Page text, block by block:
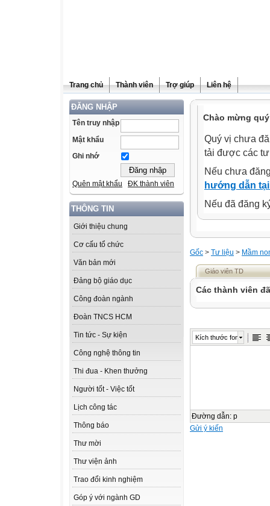
Trang chủ Thành viên Trợ giúp Liên hệ
ĐĂNG NHẬP
Tên truy nhập
Mật khẩu
Ghi nhớ
Quên mật khẩu ĐK thành viên
THÔNG TIN
Giới thiệu chung
Cơ cấu tổ chức
Văn bản mới
Đảng bộ giáo dục
Công đoàn ngành
Đoàn TNCS HCM
Tin tức - Sự kiện
Công nghệ thông tin
Thi đua - Khen thưởng
Người tốt - Việc tốt
Lịch công tác
Thông báo
Thư mời
Thư viện ảnh
Trao đổi kinh nghiệm
Góp ý với ngành GD
Chào mừng
Quý vị chưa
tải được các
Nếu chưa
hướng dẫn
Nếu đã đăng
Gốc > Tư liệu > Mầm
Giáo viên TD
Các thành viên
Kích thước font
Đường dẫn: p
Gửi ý kiến